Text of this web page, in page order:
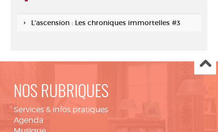
L'ascension : Les chroniques immortelles #3
NOS RUBRIQUES
Services & infos pratiques
Agenda